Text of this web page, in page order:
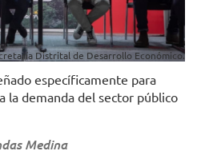
Distrital de Desarrollo Económico.
específicamente para
la demanda del sector público
Medina